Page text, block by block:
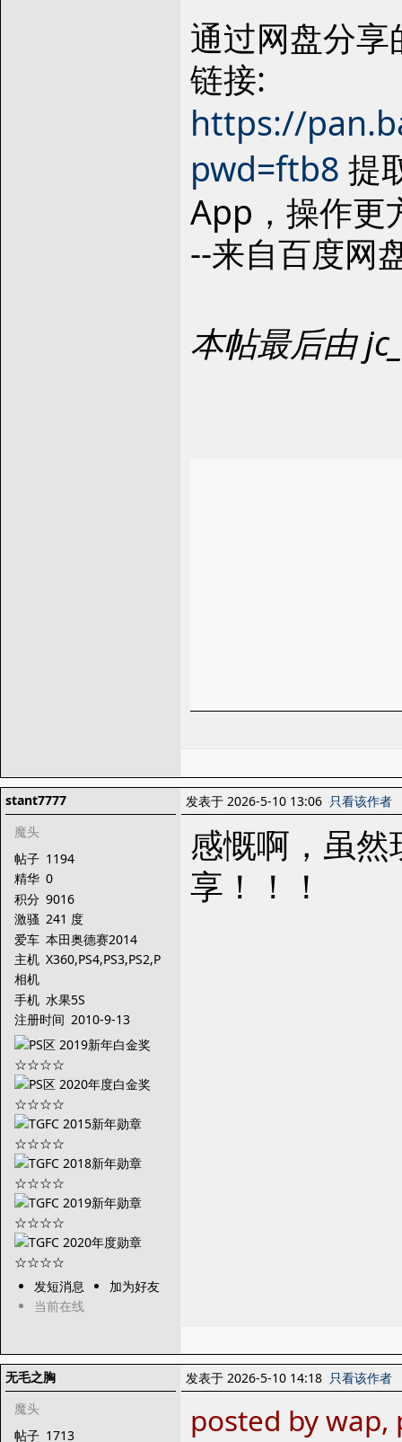
通过网盘分
链接:
https://
pwd=ftb8 提
App，操作更
--来自百度网
本帖最后由
stant7777
魔头
帖子 1194
精华 0
积分 9016
激骚 241 度
爱车 本田奥德赛2014
主机 X360,PS4,PS3,PS2,P
相机
手机 水果5S
注册时间 2010-9-13
发短消息
加为好友
当前在线
发表于 2026-5-10 13:06 只看该作者
感慨啊，虽
享！！！
无毛之胸
魔头
帖子 1713
发表于 2026-5-10 14:18 只看该作者
posted by